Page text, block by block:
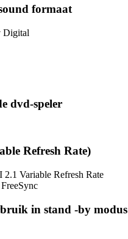
formaat
Digital
dvd-speler
Refresh Rate)
Variable Refresh Rate
in stand -by modus